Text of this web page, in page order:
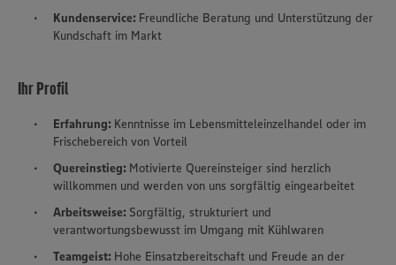
Kundenservice: Freundliche Beratung und Unterstützung der
Kundschaft im Markt
Ihr Profil
Erfahrung: Kenntnisse im Lebensmitteleinzelhandel oder im
Frischebereich von Vorteil
Quereinstieg: Motivierte Quereinsteiger sind herzlich
willkommen und werden von uns sorgfältig eingearbeitet
Arbeitsweise: Sorgfältig, strukturiert und
verantwortungsbewusst im Umgang mit Kühlwaren
Teamgeist: Hohe Einsatzbereitschaft und Freude an der